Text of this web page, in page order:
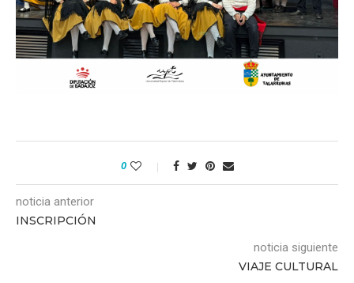
0
noticia anterior
INSCRIPCIÓN
noticia siguiente
VIAJE CULTURAL